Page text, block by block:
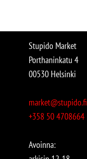
Stupido Market
Porthaninkatu 4
00530 Helsinki
market@stupido.fi
+358 50 4708664
Avoinna: